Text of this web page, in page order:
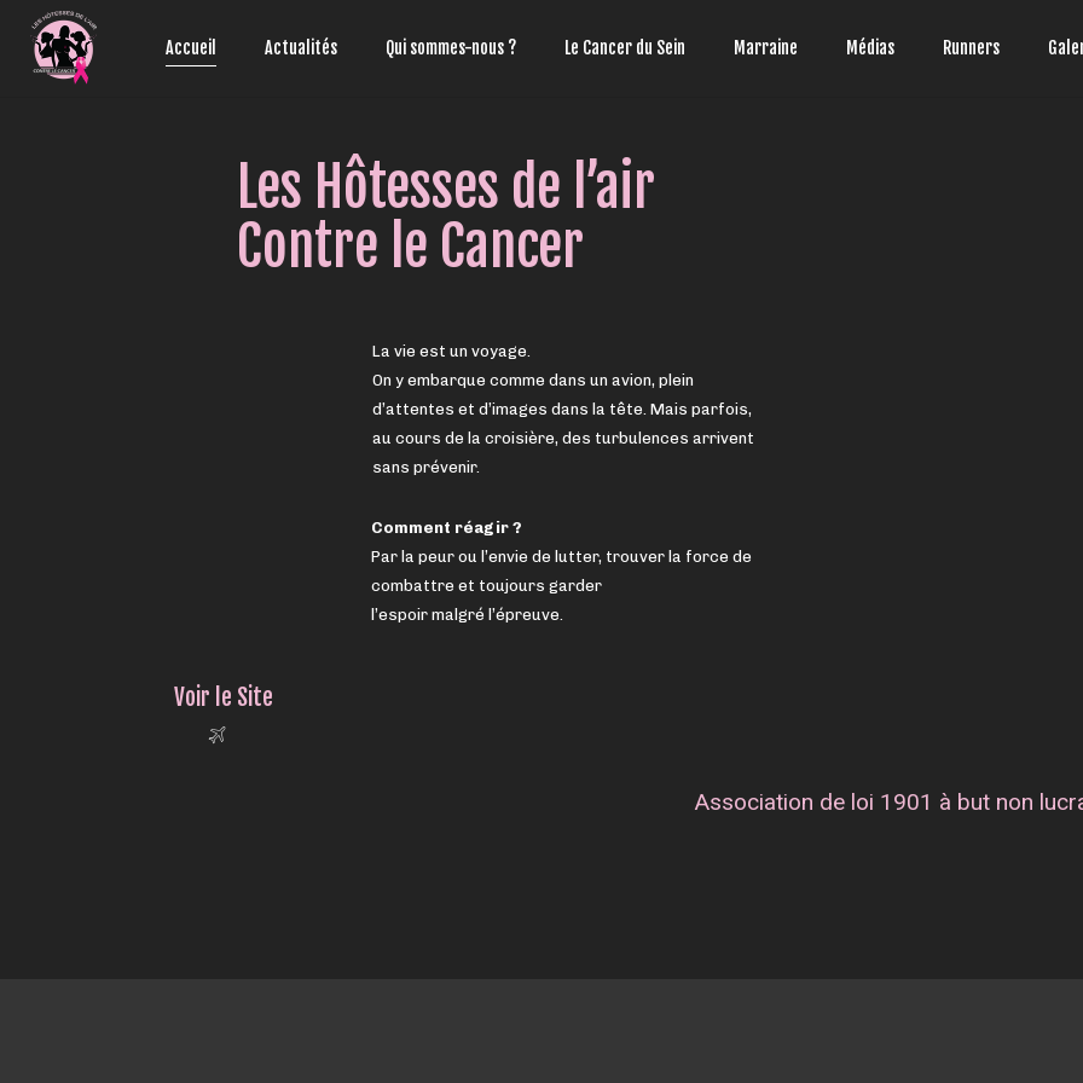
Aller
contenu
Accueil Actualités Qui sommes-nous ? Le Cancer du Sein Marraine Médias Runners
Association de loi 1901 à but non
Contre le Cancer
La vie est un voyage.
On y embarque comme dans un avion, plein
d’attentes et d’images dans la tête. Mais parfois,
au cours de la croisière, des turbulences arrivent
sans prévenir.
Comment réagir ?
Par la peur ou l’envie de lutter, trouver la force de
combattre et toujours garder
l’espoir malgré l’épreuve.
Voir le Site
Les Hôtesses de l’air